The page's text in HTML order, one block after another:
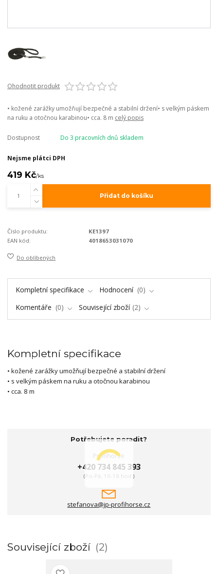
Ohodnotit produkt
• kožené zarážky umožňují bezpečné a stabilní držení• s velkým páskem
na ruku a otočnou karabinou• cca. 8 m celý popis
Dostupnost Do 3 pracovních dnů skladem
Nejsme plátci DPH
419 Kč/ks
Přidat do košíku
Číslo produktu:
KE1397
EAN kód:
4018653031070
Do oblíbených
Kompletní specifikace Hodnocení
0
Komentáře
0 Související zboží 2
Kompletní specifikace
• kožené zarážky umožňují bezpečné a stabilní držení
• s velkým páskem na ruku a otočnou karabinou
• cca. 8 m
Potřebujete poradit?
Profihorse
+420 734 845 393
(Po-Pá, 10-18 hod.)
stefanova@jp-profihorse.cz
Související zboží 2